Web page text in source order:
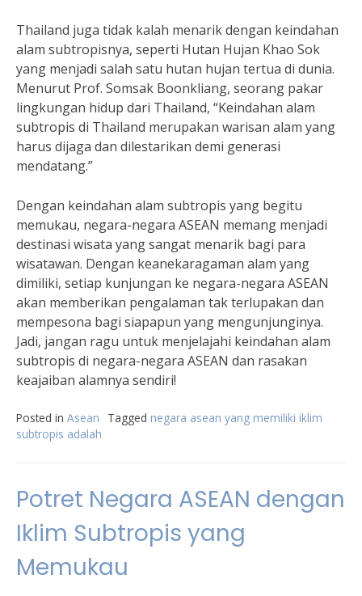
Thailand juga tidak kalah menarik dengan keindahan
alam subtropisnya, seperti Hutan Hujan Khao Sok
yang menjadi salah satu hutan hujan tertua di dunia.
Menurut Prof. Somsak Boonkliang, seorang pakar
lingkungan hidup dari Thailand, “Keindahan alam
subtropis di Thailand merupakan warisan alam yang
harus dijaga dan dilestarikan demi generasi
mendatang.”
Dengan keindahan alam subtropis yang begitu
memukau, negara-negara ASEAN memang menjadi
destinasi wisata yang sangat menarik bagi para
wisatawan. Dengan keanekaragaman alam yang
dimiliki, setiap kunjungan ke negara-negara ASEAN
akan memberikan pengalaman tak terlupakan dan
mempesona bagi siapapun yang mengunjunginya.
Jadi, jangan ragu untuk menjelajahi keindahan alam
subtropis di negara-negara ASEAN dan rasakan
keajaiban alamnya sendiri!
Posted in Asean Tagged negara asean yang memiliki iklim
subtropis adalah
Potret Negara ASEAN dengan
Iklim Subtropis yang
Memukau